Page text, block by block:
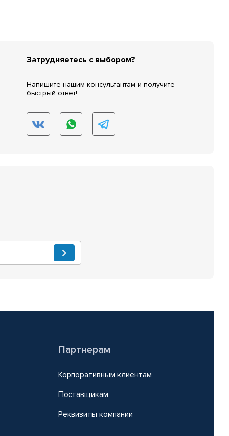
Затрудняетесь с выбором?
Напишите нашим консультантам и получите
быстрый ответ!
Партнерам
Корпоративным клиентам
Поставщикам
Реквизиты компании